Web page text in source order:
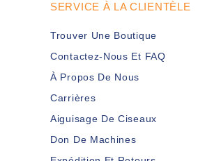
SERVICE À LA CLIENTÈLE
Trouver Une Boutique
Contactez-Nous Et FAQ
À Propos De Nous
Carrières
Aiguisage De Ciseaux
Don De Machines